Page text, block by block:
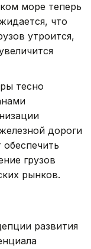
море теперь
что
утроится,
тесно
дороги
грузов
рынков.
развития